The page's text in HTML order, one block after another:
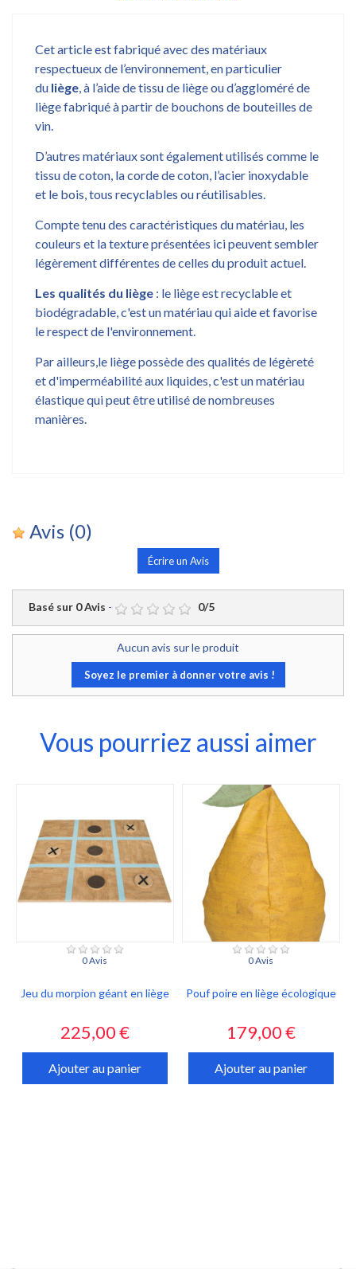
Cet article est fabriqué avec des matériaux
respectueux de l’environnement, en particulier
du liège, à l’aide de tissu de liège ou d’aggloméré de
liège fabriqué à partir de bouchons de bouteilles de
vin.
D’autres matériaux sont également utilisés comme le
tissu de coton, la corde de coton, l’acier inoxydable
et le bois, tous recyclables ou réutilisables.
Compte tenu des caractéristiques du matériau, les
couleurs et la texture présentées ici peuvent sembler
légèrement différentes de celles du produit actuel.
Les qualités du liège : le liège est recyclable et
biodégradable, c'est un matériau qui aide et favorise
le respect de l'environnement.
Par ailleurs,le liège possède des qualités de légèreté
et d'imperméabilité aux liquides, c'est un matériau
élastique qui peut être utilisé de nombreuses
manières.
Avis (0)
Écrire un Avis
Basé sur 0Avis - 0/5
Aucun avis sur le produit
Soyez le premier à donner votre avis !
Vous pourriez aussi aimer
0 Avis
Jeu du morpion géant en liège
Prix
225,00 €
Ajouter au panier
0 Avis
Pouf poire en liège écologique
Prix
179,00 €
Ajouter au panier